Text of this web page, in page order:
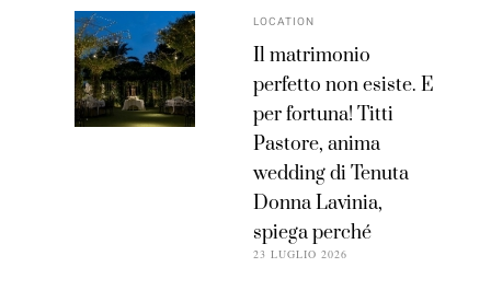
LOCATION
Il matrimonio
perfetto non esiste. E
per fortuna! Titti
Pastore, anima
wedding di Tenuta
Donna Lavinia,
spiega perché
23 LUGLIO 2026